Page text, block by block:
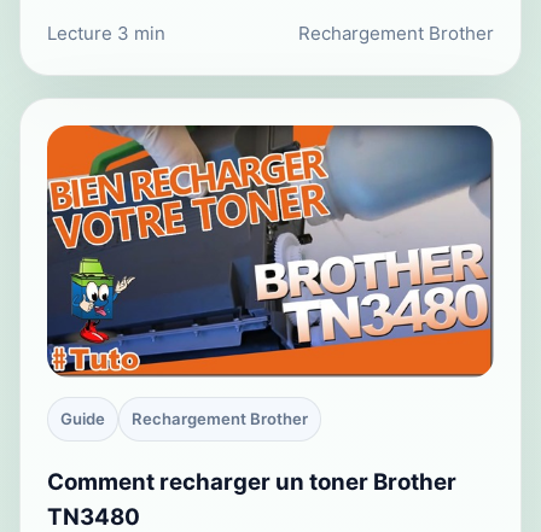
Lecture 3 min Rechargement Brother
Guide Rechargement Brother
Comment recharger un toner Brother
TN3480